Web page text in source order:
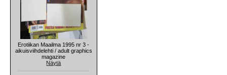
Erotiikan Maailma 1995 nr 3 -
aikuisviihdelehti / adult graphics
magazine
Näytä